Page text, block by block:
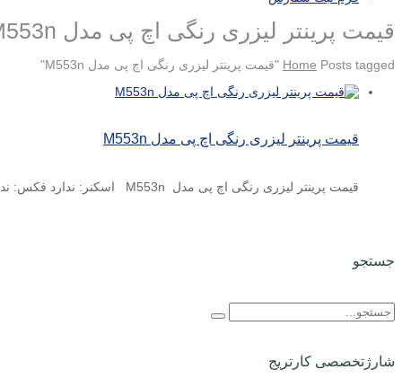
قیمت پرینتر لیزری رنگی اچ پی مدل M553n
Home Posts tagged "قیمت پرینتر لیزری رنگی اچ پی مدل M553n"
قیمت پرینتر لیزری رنگی اچ پی مدل M553n
قیمت پرینتر لیزری رنگی اچ پی مدل M553n اسکنر: ندارد فکس: ندارد کپی: ندارد نوع چاپ: رنگی نوع ...
جستجو
شارژتخصصی کارتریج